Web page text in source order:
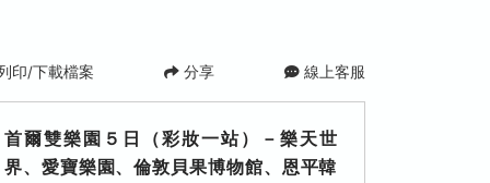
印/下載檔案 分享 線上客服
首爾雙樂園５日（彩妝一站）－樂天世
界、愛寶樂園、倫敦貝果博物館、恩平韓